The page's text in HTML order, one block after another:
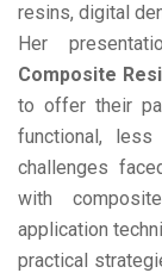
resins, digital
Her
Composite
to offer their
functional,
challenges
with
application
practical